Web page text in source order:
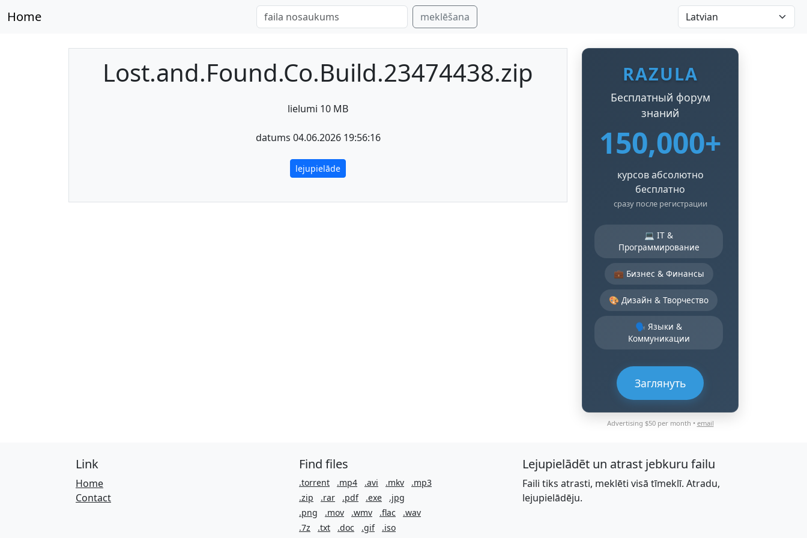
Home meklēšana
Lost.and.Found.Co.Build.23474438.zip
lielumi 10 MB
datums 04.06.2026 19:56:16
lejupielāde
RAZULA
Бесплатный форум
знаний
150,000+
курсов абсолютно
бесплатно
сразу после регистрации
💻 IT &
Программирование
💼 Бизнес & Финансы
🎨 Дизайн & Творчество
🗣️ Языки &
Коммуникации
Заглянуть
Advertising $50 per month • email
Link
Home
Contact
Find files
.torrent .mp4 .avi .mkv
.mp3
.zip
.rar .pdf .exe
.jpg
.png
.mov .wmv .flac
.wav
.7z
.txt .doc .gif .iso
Lejupielādēt un atrast jebkuru failu
Faili tiks atrasti, meklēti visā tīmeklī. Atradu,
lejupielādēju.